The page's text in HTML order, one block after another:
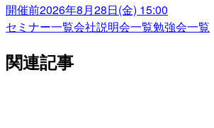
開催前2026年8月28日(金) 15:00
セミナー一覧会社説明会一覧勉強会一覧
関連記事